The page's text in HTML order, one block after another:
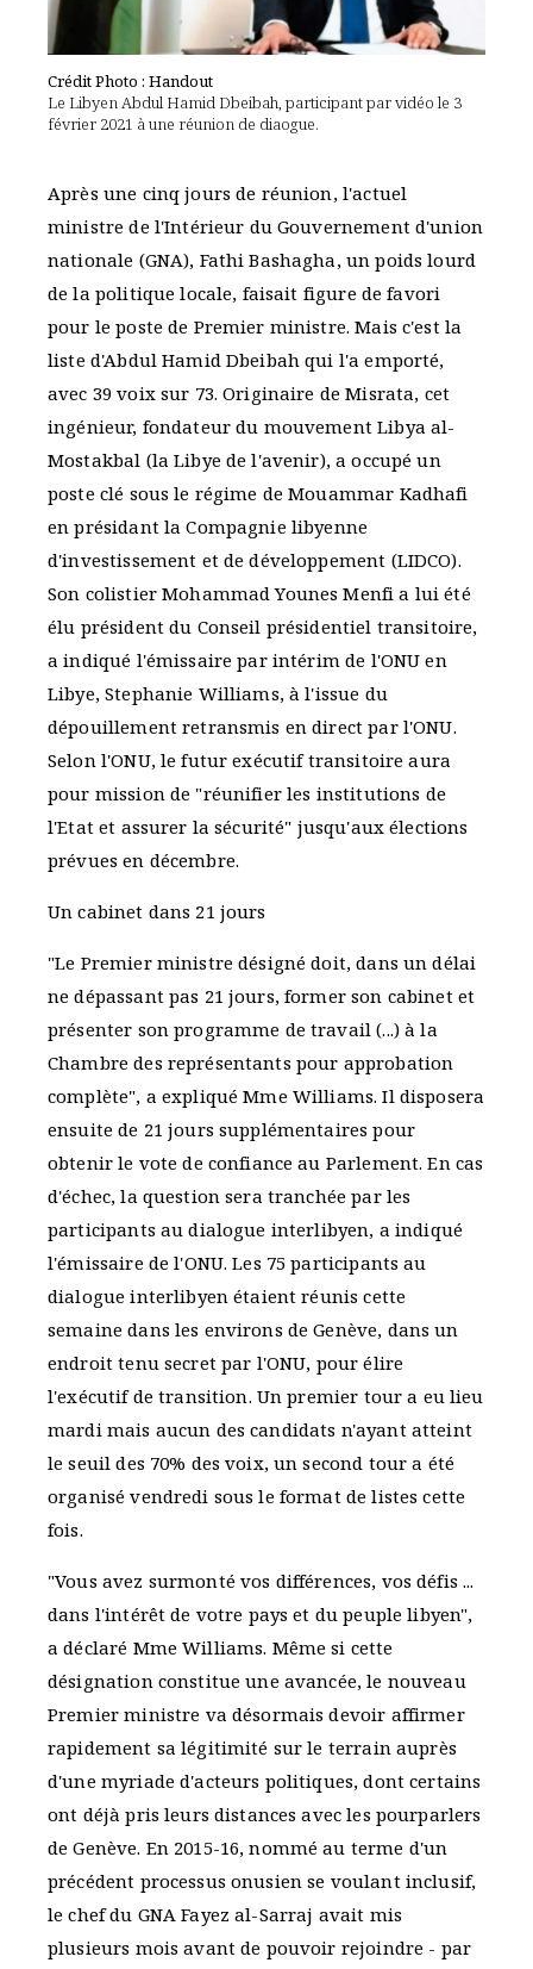
Crédit Photo : Handout
Le Libyen Abdul Hamid Dbeibah, participant par vidéo le 3
février 2021 à une réunion de diaogue.
Après une cinq jours de réunion, l'actuel
ministre de l'Intérieur du Gouvernement d'union
nationale (GNA), Fathi Bashagha, un poids lourd
de la politique locale, faisait figure de favori
pour le poste de Premier ministre. Mais c'est la
liste d'Abdul Hamid Dbeibah qui l'a emporté,
avec 39 voix sur 73. Originaire de Misrata, cet
ingénieur, fondateur du mouvement Libya al-
Mostakbal (la Libye de l'avenir), a occupé un
poste clé sous le régime de Mouammar Kadhafi
en présidant la Compagnie libyenne
d'investissement et de développement (LIDCO).
Son colistier Mohammad Younes Menfi a lui été
élu président du Conseil présidentiel transitoire,
a indiqué l'émissaire par intérim de l'ONU en
Libye, Stephanie Williams, à l'issue du
dépouillement retransmis en direct par l'ONU.
Selon l'ONU, le futur exécutif transitoire aura
pour mission de "réunifier les institutions de
l'Etat et assurer la sécurité" jusqu'aux élections
prévues en décembre.
Un cabinet dans 21 jours
"Le Premier ministre désigné doit, dans un délai
ne dépassant pas 21 jours, former son cabinet et
présenter son programme de travail (...) à la
Chambre des représentants pour approbation
complète", a expliqué Mme Williams. Il disposera
ensuite de 21 jours supplémentaires pour
obtenir le vote de confiance au Parlement. En cas
d'échec, la question sera tranchée par les
participants au dialogue interlibyen, a indiqué
l'émissaire de l'ONU. Les 75 participants au
dialogue interlibyen étaient réunis cette
semaine dans les environs de Genève, dans un
endroit tenu secret par l'ONU, pour élire
l'exécutif de transition. Un premier tour a eu lieu
mardi mais aucun des candidats n'ayant atteint
le seuil des 70% des voix, un second tour a été
organisé vendredi sous le format de listes cette
fois.
"Vous avez surmonté vos différences, vos défis ...
dans l'intérêt de votre pays et du peuple libyen",
a déclaré Mme Williams. Même si cette
désignation constitue une avancée, le nouveau
Premier ministre va désormais devoir affirmer
rapidement sa légitimité sur le terrain auprès
d'une myriade d'acteurs politiques, dont certains
ont déjà pris leurs distances avec les pourparlers
de Genève. En 2015-16, nommé au terme d'un
précédent processus onusien se voulant inclusif,
le chef du GNA Fayez al-Sarraj avait mis
plusieurs mois avant de pouvoir rejoindre - par